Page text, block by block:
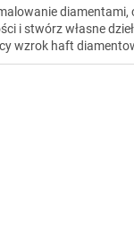
diamentami,
i stwórz własne
wzrok haft